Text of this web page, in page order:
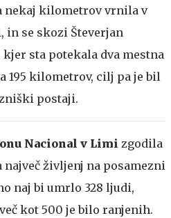
nekaj kilometrov vrnila v
in se skozi Števerjan
sta potekala dva mestna
195 kilometrov, cilj pa je bil
postaji.
Nacional v Limi zgodila
življenj na posamezni
naj bi umrlo 328 ljudi,
kot 500 je bilo ranjenih.